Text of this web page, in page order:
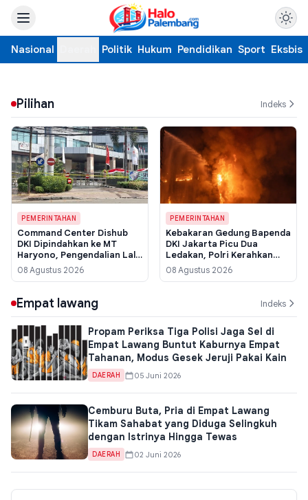
Nasional Politik Hukum Pendidikan Sport Eksbis
Pilihan Indeks
PEMERINTAHAN
Command Center Dishub
DKI Dipindahkan ke MT
Haryono, Pengendalian Lalu
Lintas Terjaga Pasca
Kebakaran Bapenda
08 Agustus 2026
PEMERINTAHAN
Kebakaran Gedung Bapenda
DKI Jakarta Picu Dua
Ledakan, Polri Kerahkan
Tim Forensik Usut Sumber
Api
08 Agustus 2026
Empat lawang Indeks
Propam Periksa Tiga Polisi Jaga Sel di
Empat Lawang Buntut Kaburnya Empat
Tahanan, Modus Gesek Jeruji Pakai Kain
DAERAH 05 Juni 2026
Cemburu Buta, Pria di Empat Lawang
Tikam Sahabat yang Diduga Selingkuh
dengan Istrinya Hingga Tewas
DAERAH 02 Juni 2026